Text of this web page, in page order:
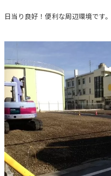
日当り良好！便利な周辺環境です。